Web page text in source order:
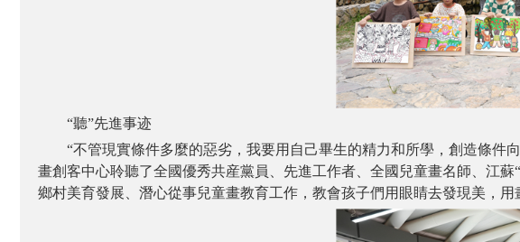
“聽”先進事迹
“不管現實條件多麼的惡劣，我要用自己畢生的精力和所學，創造條件
畫創客中心聆聽了全國優秀共産黨員、先進工作者、全國兒童畫名師、江
鄉村美育發展、潛心從事兒童畫教育工作，教會孩子們用眼睛去發現美，